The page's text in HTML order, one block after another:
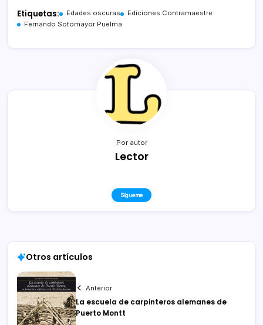
Etiquetas: Edades oscuras
Ediciones Contramaestre
Fernando Sotomayor Puelma
Por autor
Lector
Sígueme
Otros artículos
Anterior
La escuela de carpinteros alemanes de
Puerto Montt